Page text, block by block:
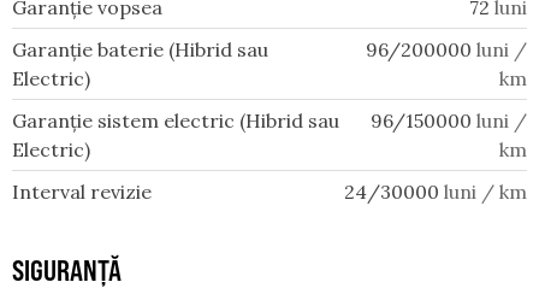
Garanție vopsea
72 luni
Garanție baterie (Hibrid sau
Electric)
96/200000 luni /
km
Garanție sistem electric (Hibrid sau
Electric)
96/150000 luni /
km
Interval revizie
24/30000 luni / km
SIGURANȚĂ